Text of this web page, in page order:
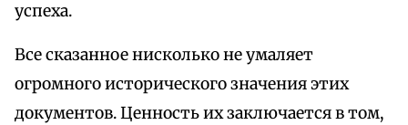
успеха.
Все сказанное нисколько не умаляет
огромного исторического значения этих
документов. Ценность их заключается в том,